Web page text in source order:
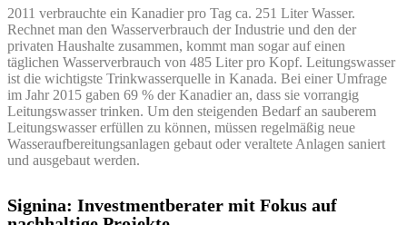
2011 verbrauchte ein Kanadier pro Tag ca. 251 Liter Wasser.
Rechnet man den Wasserverbrauch der Industrie und den der
privaten Haushalte zusammen, kommt man sogar auf einen
täglichen Wasserverbrauch von 485 Liter pro Kopf. Leitungswasser
ist die wichtigste Trinkwasserquelle in Kanada. Bei einer Umfrage
im Jahr 2015 gaben 69 % der Kanadier an, dass sie vorrangig
Leitungswasser trinken. Um den steigenden Bedarf an sauberem
Leitungswasser erfüllen zu können, müssen regelmäßig neue
Wasseraufbereitungsanlagen gebaut oder veraltete Anlagen saniert
und ausgebaut werden.
Signina: Investmentberater mit Fokus auf